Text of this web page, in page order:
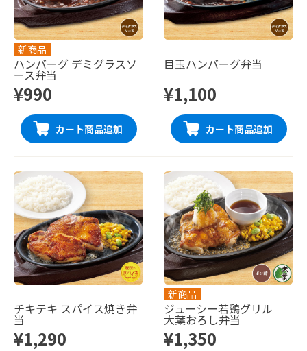
新商品
ハンバーグ デミグラスソ
ース弁当
¥990
カート商品追加
目玉ハンバーグ弁当
¥1,100
カート商品追加
チキテキ スパイス焼き弁
当
¥1,290
新商品
ジューシー若鶏グリル
大葉おろし弁当
¥1,350